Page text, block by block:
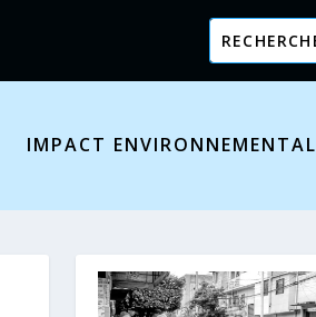
IMPACT ENVIRONNEMENTAL